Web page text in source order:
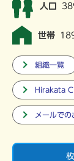
人口
世帯
組織一覧
Hirakata
メールで